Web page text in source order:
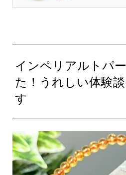
インペリアルトパ
た！うれしい体験
す